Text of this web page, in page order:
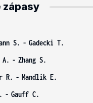
zápasy
S. - Gadecki T.
A. - Zhang S.
R. - Mandlik E.
- Gauff C.